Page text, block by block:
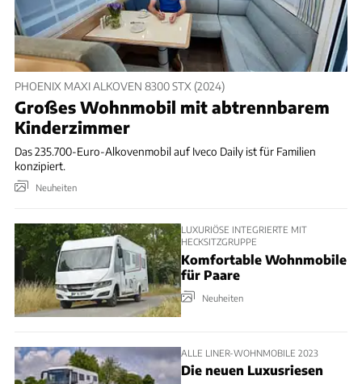
PHOENIX MAXI ALKOVEN 8300 STX (2024)
Großes Wohnmobil mit abtrennbarem
Kinderzimmer
Das 235.700-Euro-Alkovenmobil auf Iveco Daily ist für Familien
konzipiert.
Neuheiten
LUXURIÖSE INTEGRIERTE MIT
HECKSITZGRUPPE
Komfortable Wohnmobile
für Paare
Neuheiten
ALLE LINER-WOHNMOBILE 2023
Die neuen Luxusriesen